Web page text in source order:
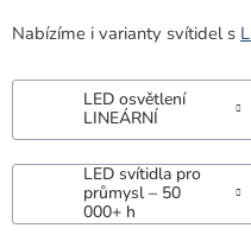
Nabízíme i varianty svítidel s
LED osvětlení
LINEÁRNÍ
LED svítidla pro
průmysl – 50
000+ h